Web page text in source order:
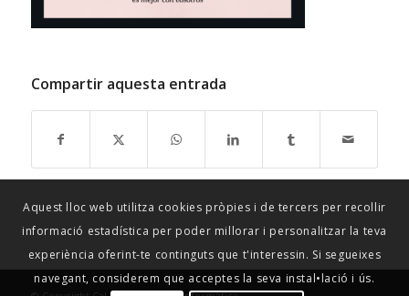
Compartir aquesta entrada
Aquest lloc web utilitza cookies pròpies i de tercers per recollir
informació estadística per poder millorar i personalitzar la teva
experiència oferint-te continguts que t'interessin. Si segueixes
navegant, considerem que acceptes la seva instal•lació i ús.